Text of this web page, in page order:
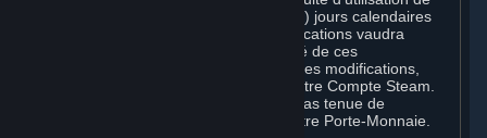
votre Compte Steam plus de trente (30) jours calendaires
après l'entrée en vigueur de ces modifications vaudra
acceptation de votre part de l'intégralité de ces
modifications. Si vous n'acceptez pas ces modifications,
votre seul recours consiste à résilier votre Compte Steam.
Dans ce cas, Valve ne sera en aucun cas tenue de
rembourser les crédits restant dans votre Porte-Monnaie.